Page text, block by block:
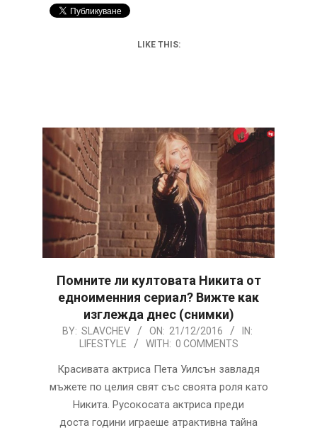
LIKE THIS:
Помните ли култовата Никита от
едноименния сериал? Вижте как
изглежда днес (снимки)
2016-BY: SLAVCHEV ON: 21/12/2016
IN:
LIFESTYLE
WITH: 0 COMMENTS
Красивата актриса Пета Уилсън завладя
мъжете по целия свят със своята роля като
Никита. Русокосата актриса преди
доста години играеше атрактивна тайна